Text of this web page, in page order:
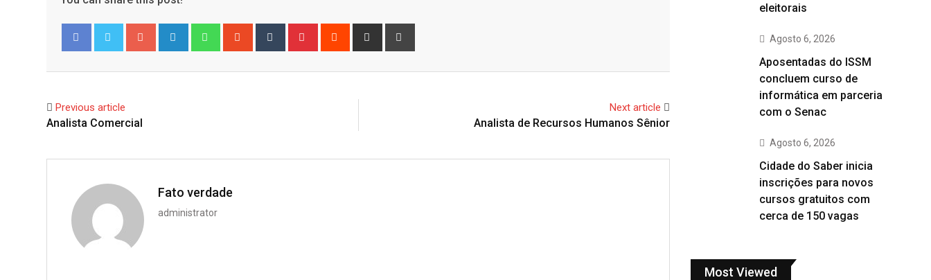
Google+ LinkedIn WhatsappStumbleUpon
Tumblr Pinterest Reddit
Share
Previous article
Analista Comercial
Next article
Analista de Recursos Humanos Sênior
Fato verdade
administrator
eleitorais
Agosto 6, 2026
Aposentadas do ISSM
concluem curso de
informática em parceria
com o Senac
Agosto 6, 2026
Cidade do Saber inicia
inscrições para novos
cursos gratuitos com
cerca de 150 vagas
Most Viewed